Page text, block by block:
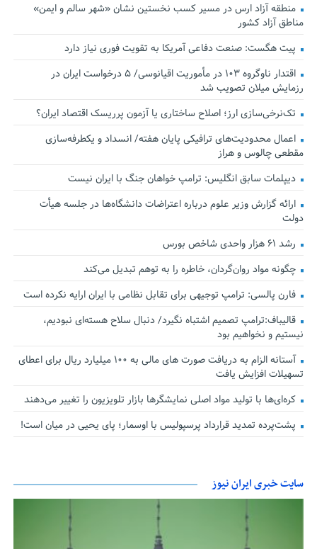
منطقه آزاد ارس در مسیر کسب نخستین نشان «شهر سالم و ایمن»
مناطق آزاد کشور
پیت هگست: صنعت دفاعی آمریکا به تقویت فوری نیاز دارد
اقتدار ناوگروه ۱۰۳ در مأموریت‌ اقیانوسی/ ۵ درخواست ایران در
رزمایش میلان تصویب شد
تک‌نرخی‌سازی ارز؛ اصلاح ساختاری یا آزمون پرریسک اقتصاد ایران؟
اعمال محدودیت‌های ترافیکی پایان هفته/ انسداد و یکطرفه‌سازی
مقطعی چالوس و هراز
دیپلمات سابق انگلیس:‌ ترامپ خواهان جنگ با ایران نیست
ارائه گزارش وزیر علوم درباره اعتراضات دانشگاه‌ها در جلسه هیأت
دولت
رشد ۶۱ هزار واحدی شاخص بورس
چگونه مواد روان‌گردان، خاطره را به توهم تبدیل می‌کند
فارن پالسی: ترامپ توجیهی برای تقابل نظامی با ایران ارایه نکرده است
قالیباف:ترامپ تصمیم اشتباه نگیرد/ دنبال سلاح هسته‌ای نبودیم،
نیستیم و نخواهیم بود
آستانه الزام به دریافت صورت های مالی به ۱۰۰ میلیارد ریال برای اعطای
تسهیلات افزایش یافت
کره‌ای‌ها با تولید مواد اصلی نمایشگرها بازار تلویزیون را تغییر می‌دهند
پشت‌پرده تمدید قرارداد پرسپولیس با اوسمار؛ پای یحیی در میان است!
سایت خبری ایران نیوز